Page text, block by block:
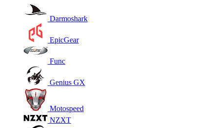
Darmoshark
EpicGear
Func
Genius GX
Motospeed
NZXT